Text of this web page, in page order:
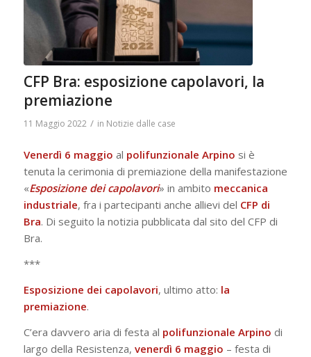
CFP Bra: esposizione capolavori, la
premiazione
11 Maggio 2022 / in Notizie dalle case
Venerdì 6 maggio al polifunzionale Arpino si è
tenuta la cerimonia di premiazione della manifestazione
«Esposizione dei capolavori» in ambito meccanica
industriale, fra i partecipanti anche allievi del CFP di
Bra. Di seguito la notizia pubblicata dal sito del CFP di
Bra.
***
Esposizione dei capolavori, ultimo atto: la
premiazione.
C’era davvero aria di festa al polifunzionale Arpino di
largo della Resistenza, venerdì 6 maggio – festa di